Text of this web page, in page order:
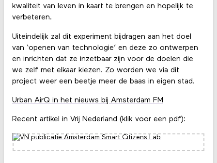
kwaliteit van leven in kaart te brengen en hopelijk te
verbeteren.
Uiteindelijk zal dit experiment bijdragen aan het doel
van ‘openen van technologie’ en deze zo ontwerpen
en inrichten dat ze inzetbaar zijn voor de doelen die
we zelf met elkaar kiezen. Zo worden we via dit
project weer een beetje meer de baas in eigen stad.
Urban AirQ in het nieuws bij Amsterdam FM
Recent artikel in Vrij Nederland (klik voor een pdf):